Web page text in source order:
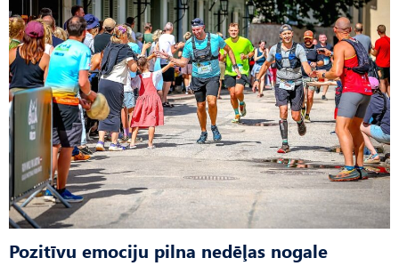
Pozitīvu emociju pilna nedēļas nogale